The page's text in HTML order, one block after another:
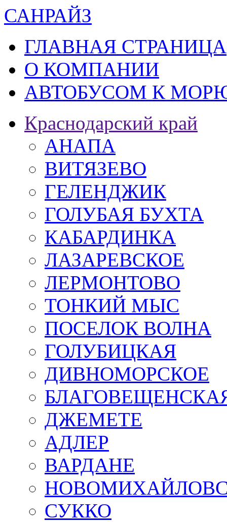
САНРАЙЗ
ГЛАВНАЯ СТРАНИЦА
О КОМПАНИИ
АВТОБУСОМ К МОРЮ
Краснодарский край
АНАПА
ВИТЯЗЕВО
ГЕЛЕНДЖИК
ГОЛУБАЯ БУХТА
КАБАРДИНКА
ЛАЗАРЕВСКОЕ
ЛЕРМОНТОВО
ТОНКИЙ МЫС
ПОСЕЛОК ВОЛНА
ГОЛУБИЦКАЯ
ДИВНОМОРСКОЕ
ДЖЕМЕТЕ
АДЛЕР
ВАРДАНЕ
СУККО